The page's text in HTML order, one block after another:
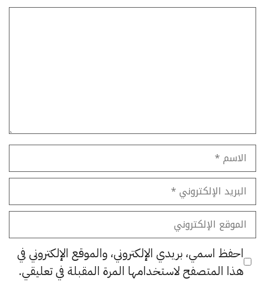
الاسم
البريد
الإلكتروني
الموقع
الإلكتروني
احفظ اسمي، بريدي الإلكتروني، والموقع الإلكتروني في
هذا المتصفح لاستخدامها المرة المقبلة في تعليقي.